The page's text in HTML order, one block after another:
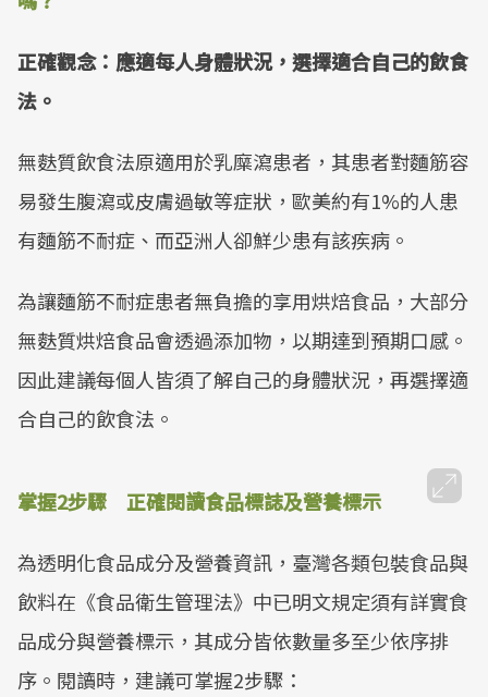
正確觀念：應適每人身體狀況，選擇適合自己的飲食
法。
無麩質飲食法原適用於乳糜瀉患者，其患者對麵筋容
易發生腹瀉或皮膚過敏等症狀，歐美約有1%的人患
有麵筋不耐症、而亞洲人卻鮮少患有該疾病。
為讓麵筋不耐症患者無負擔的享用烘焙食品，大部分
無麩質烘焙食品會透過添加物，以期達到預期口感。
因此建議每個人皆須了解自己的身體狀況，再選擇適
合自己的飲食法。
掌握2步驟 正確閱讀食品標誌及營養標示
為透明化食品成分及營養資訊，臺灣各類包裝食品與
飲料在《食品衛生管理法》中已明文規定須有詳實食
品成分與營養標示，其成分皆依數量多至少依序排
序。閱讀時，建議可掌握2步驟：